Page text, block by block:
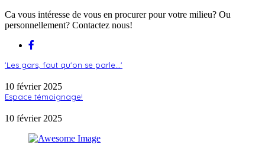
Ca vous intéresse de vous en procurer pour votre milieu? Ou
personnellement? Contactez nous!
'Les gars, faut qu'on se parle...'
10 février 2025
Espace témoignage!
10 février 2025